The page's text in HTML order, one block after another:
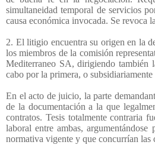
simultaneidad temporal de servicios
causa económica invocada. Se revoca
2. El litigio encuentra su origen en la
los miembros de la comisión
Mediterraneo SA, dirigiendo también
cabo por la primera, o
En el acto de juicio, la parte
de la documentación a la que
contratos. Tesis totalmente contraria
laboral entre ambas,
normativa vigente y que concurrían las